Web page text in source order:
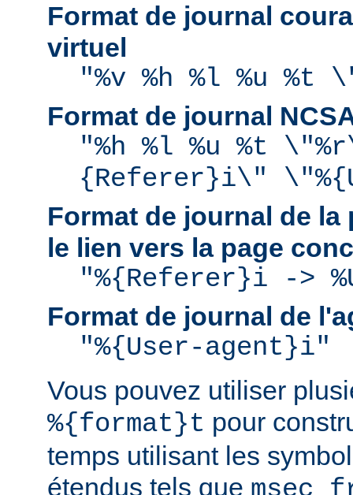
Format de journal
virtuel
"%v %h %l %u %t
Format de journal
"%h %l %u %t
{Referer}i\"
Format de journal de
le lien vers la page
"%{Referer}i ->
Format de journal de
"%{User-agent}i"
Vous pouvez utiliser
%{format}t pour
temps utilisant les
étendus tels que